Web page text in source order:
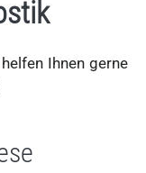
Ihnen gerne